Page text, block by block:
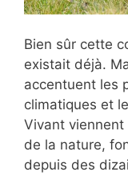
Bien sûr cette
existait déjà.
accentuent les
climatiques et
Vivant
de la nature,
depuis des